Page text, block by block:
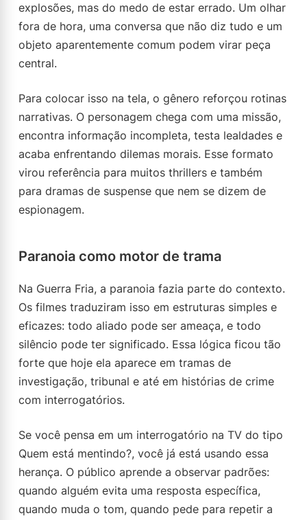
explosões, mas do medo de estar errado. Um olhar
fora de hora, uma conversa que não diz tudo e um
objeto aparentemente comum podem virar peça
central.
Para colocar isso na tela, o gênero reforçou rotinas
narrativas. O personagem chega com uma missão,
encontra informação incompleta, testa lealdades e
acaba enfrentando dilemas morais. Esse formato
virou referência para muitos thrillers e também
para dramas de suspense que nem se dizem de
espionagem.
Paranoia como motor de trama
Na Guerra Fria, a paranoia fazia parte do contexto.
Os filmes traduziram isso em estruturas simples e
eficazes: todo aliado pode ser ameaça, e todo
silêncio pode ter significado. Essa lógica ficou tão
forte que hoje ela aparece em tramas de
investigação, tribunal e até em histórias de crime
com interrogatórios.
Se você pensa em um interrogatório na TV do tipo
Quem está mentindo?, você já está usando essa
herança. O público aprende a observar padrões:
quando alguém evita uma resposta específica,
quando muda o tom, quando pede para repetir a